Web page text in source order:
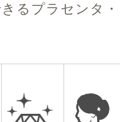
るプラセンタ